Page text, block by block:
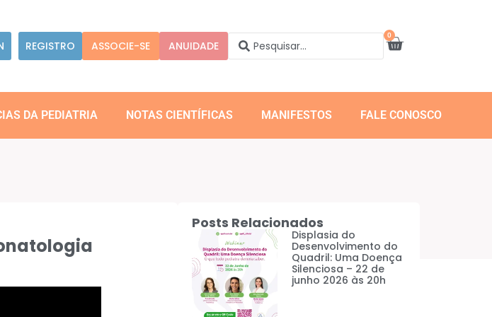
REGISTRO ASSOCIE-SE ANUIDADE
0
DA PEDIATRIA NOTAS CIENTÍFICAS MANIFESTOS FALE CONOSCO
Posts Relacionados
Displasia do
Desenvolvimento do
Quadril: Uma Doença
Silenciosa – 22 de
junho 2026 às 20h